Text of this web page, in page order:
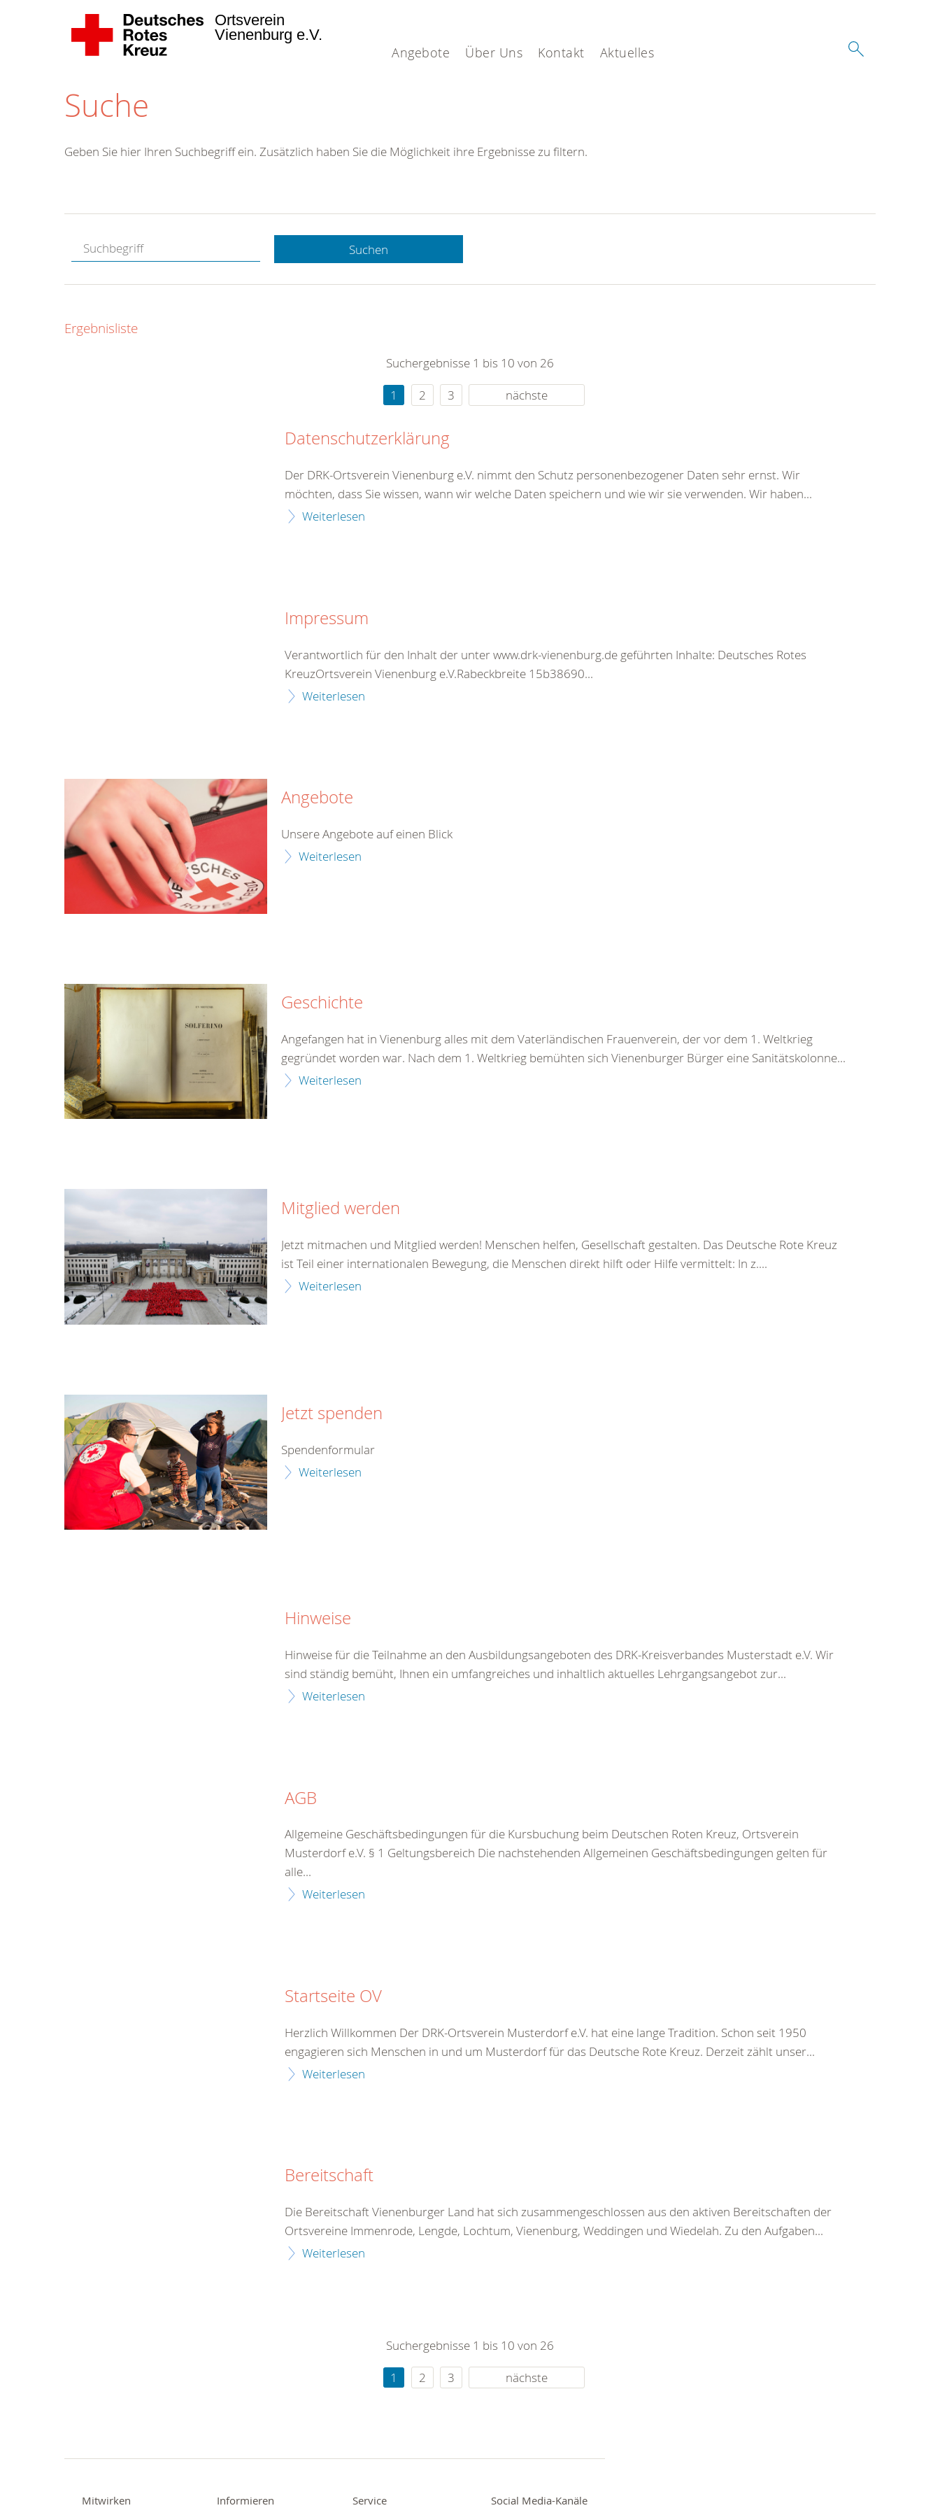
Angebote Über Uns Kontakt Aktuelles
Ortsverein
Vienenburg e.V.
Suche
Hotline.
gerne.
Geben Sie hier Ihren Suchbegriff ein. Zusätzlich haben Sie die Möglichkeit ihre Ergebnisse zu filtern.
Suchen
Ergebnisliste
Suchergebnisse 1 bis 10 von 26
1
2 3 nächste
Datenschutzerklärung
Der DRK-Ortsverein Vienenburg e.V. nimmt den Schutz personenbezogener Daten sehr ernst. Wir
möchten, dass Sie wissen, wann wir welche Daten speichern und wie wir sie verwenden. Wir haben...
Weiterlesen
Impressum
Verantwortlich für den Inhalt der unter www.drk-vienenburg.de geführten Inhalte: Deutsches Rotes
KreuzOrtsverein Vienenburg e.V.Rabeckbreite 15b38690...
Weiterlesen
Angebote
Unsere Angebote auf einen Blick
Weiterlesen
Geschichte
Angefangen hat in Vienenburg alles mit dem Vaterländischen Frauenverein, der vor dem 1. Weltkrieg
gegründet worden war. Nach dem 1. Weltkrieg bemühten sich Vienenburger Bürger eine Sanitätskolonne...
Weiterlesen
Mitglied werden
Jetzt mitmachen und Mitglied werden! Menschen helfen, Gesellschaft gestalten. Das Deutsche Rote Kreuz
ist Teil einer internationalen Bewegung, die Menschen direkt hilft oder Hilfe vermittelt: In z....
Weiterlesen
Jetzt spenden
Spendenformular
Weiterlesen
Hinweise
Hinweise für die Teilnahme an den Ausbildungsangeboten des DRK-Kreisverbandes Musterstadt e.V. Wir
sind ständig bemüht, Ihnen ein umfangreiches und inhaltlich aktuelles Lehrgangsangebot zur...
Weiterlesen
AGB
Allgemeine Geschäftsbedingungen für die Kursbuchung beim Deutschen Roten Kreuz, Ortsverein
Musterdorf e.V. § 1 Geltungsbereich Die nachstehenden Allgemeinen Geschäftsbedingungen gelten für
alle...
Weiterlesen
Startseite OV
Herzlich Willkommen Der DRK-Ortsverein Musterdorf e.V. hat eine lange Tradition. Schon seit 1950
engagieren sich Menschen in und um Musterdorf für das Deutsche Rote Kreuz. Derzeit zählt unser...
Weiterlesen
Bereitschaft
Die Bereitschaft Vienenburger Land hat sich zusammengeschlossen aus den aktiven Bereitschaften der
Ortsvereine Immenrode, Lengde, Lochtum, Vienenburg, Weddingen und Wiedelah. Zu den Aufgaben...
Weiterlesen
Suchergebnisse 1 bis 10 von 26
1
2 3 nächste
Mitwirken Informieren Service Social Media-Kanäle